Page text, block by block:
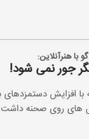
هنرآنلاین:
جور نمی شود!
دستمزدهای
های روی صحنه